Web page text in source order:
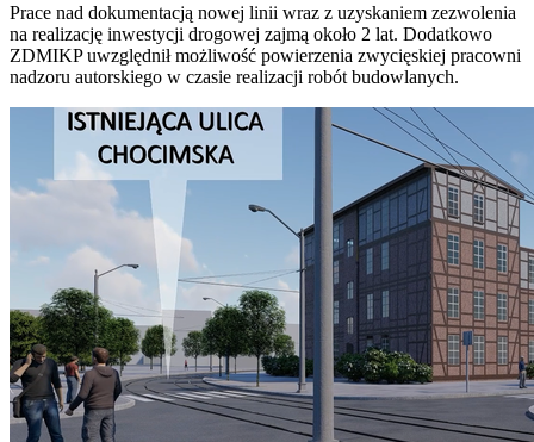
Prace nad dokumentacją nowej linii wraz z uzyskaniem zezwolenia
na realizację inwestycji drogowej zajmą około 2 lat. Dodatkowo
ZDMIKP uwzględnił możliwość powierzenia zwycięskiej pracowni
nadzoru autorskiego w czasie realizacji robót budowlanych.